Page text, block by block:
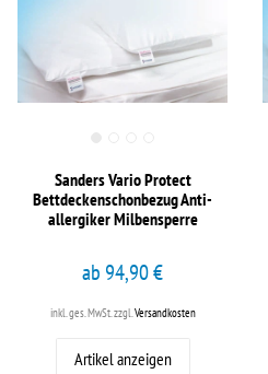
Sanders Vario Protect
Bettdeckenschonbezug Anti-
allergiker Milbensperre
ab 94,90 €
inkl. ges. MwSt.zzgl.Versandkosten
Artikel anzeigen